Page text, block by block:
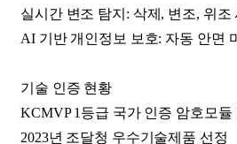
실시간 변조 탐지: 삭제, 변조, 위조
AI 기반 개인정보 보호: 자동 안면
기술 인증 현황
KCMVP 1등급 국가 인증 암호모듈
2023년 조달청 우수기술제품 선정